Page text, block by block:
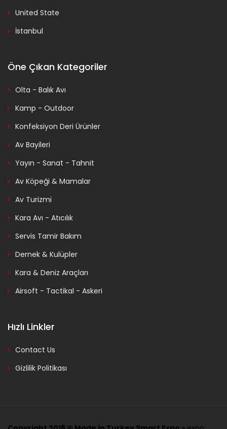
United State
İstanbul
Öne Çıkan Kategoriler
Olta - Balık Avı
Kamp - Outdoor
Konfeksiyon Deri Ürünler
Av Bayileri
Yayın - Sanat - Tahnit
Av Köpeği & Mamalar
Av Turizmi
Kara Avı - Atıcılık
Servis Tamir Bakım
Dernek & Kulüpler
Kara & Deniz Araçları
Airsoft - Tactikal - Askeri
Hızlı Linkler
Contact Us
Gizlilik Politikası